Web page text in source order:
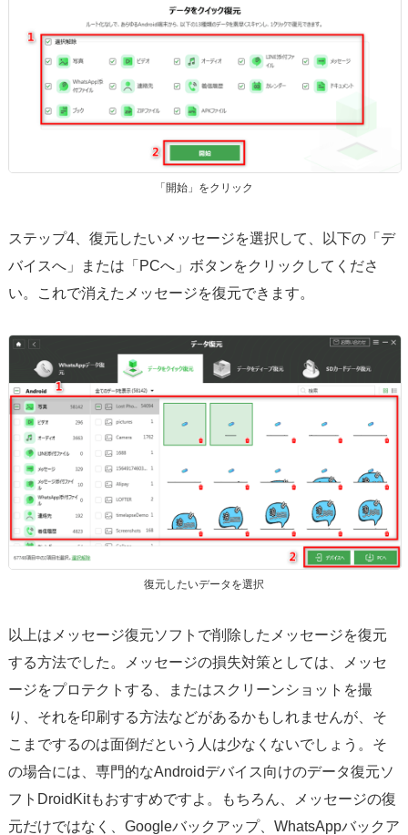
「開始」をクリック
ステップ4、復元したいメッセージを選択して、以下の「デ
バイスへ」または「PCへ」ボタンをクリックしてくださ
い。これで消えたメッセージを復元できます。
復元したいデータを選択
以上はメッセージ復元ソフトで削除したメッセージを復元
する方法でした。メッセージの損失対策としては、メッセ
ージをプロテクトする、またはスクリーンショットを撮
り、それを印刷する方法などがあるかもしれませんが、そ
こまでするのは面倒だという人は少なくないでしょう。そ
の場合には、専門的なAndroidデバイス向けのデータ復元ソ
フトDroidKitもおすすめですよ。もちろん、メッセージの復
元だけではなく、Googleバックアップ、WhatsAppバックア